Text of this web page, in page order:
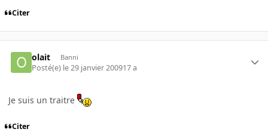
Citer
olait Banni
Posté(e) le 29 janvier 200917 a
Je suis un traitre
Citer